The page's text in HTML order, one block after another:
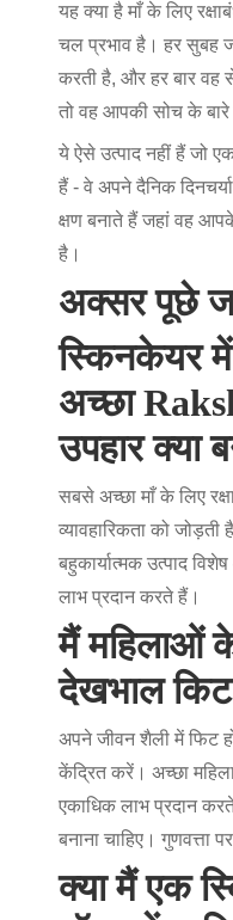
यह क्या है माँ के लिए
चल प्रभाव है। हर सुबह
करती है, और हर बार वह
तो वह आपकी सोच के बारे
ये ऐसे उत्पाद नहीं हैं जो
हैं - वे अपने दैनिक
क्षण बनाते हैं जहां वह
है।
अक्सर पूछे
स्किनकेयर
अच्छा
उपहार क्या
सबसे अच्छा माँ के लिए
व्यावहारिकता को
बहुकार्यात्मक उत्पाद
लाभ प्रदान करते हैं।
मैं महिलाओं
देखभाल
अपने जीवन शैली में फिट
केंद्रित करें। अच्छा
एकाधिक लाभ प्रदान
बनाना चाहिए। गुणवत्ता
क्या मैं एक